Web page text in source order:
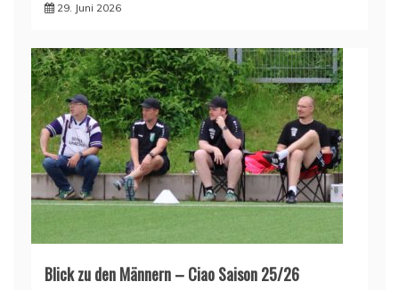
29. Juni 2026
Blick zu den Männern – Ciao Saison 25/26